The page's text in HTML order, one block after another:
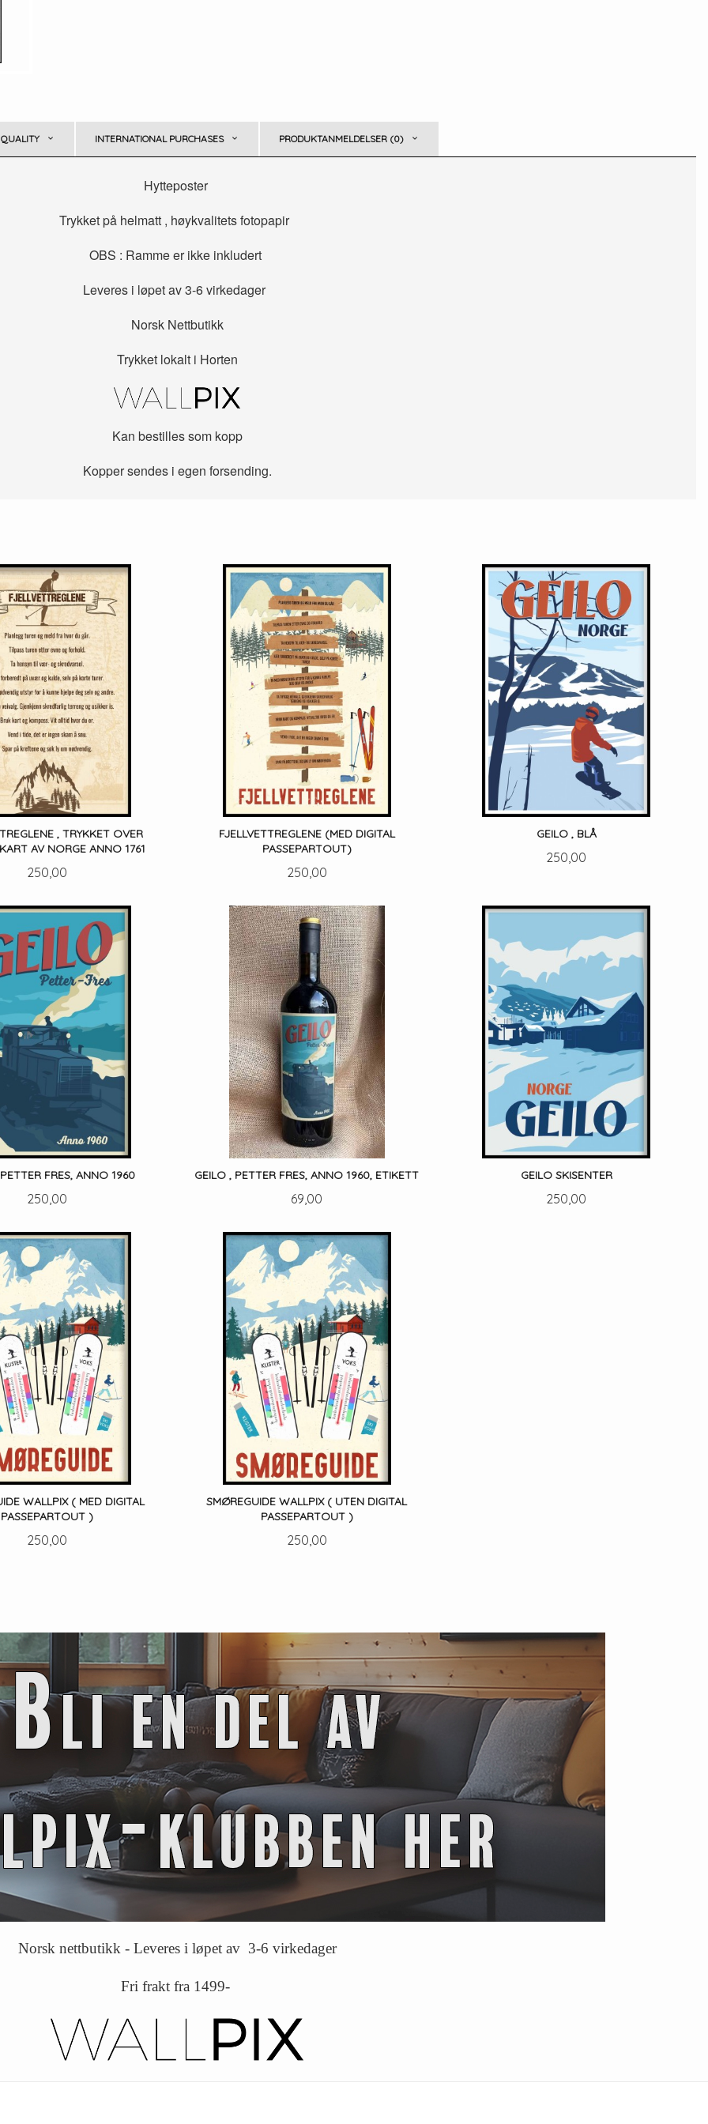
INTERNATIONAL PURCHASES PRODUKTANMELDELSER (0)
Hytteposter
Trykket på helmatt , høykvalitets fotopapir
OBS : Ramme er ikke inkludert
Leveres i løpet av 3-6 virkedager
Norsk Nettbutikk
Trykket lokalt i Horten
Kan bestilles som kopp
Kopper sendes i egen forsending.
, TRYKKET OVER
AV NORGE ANNO 1761
Pris
250,00
LES MER
FJELLVETTREGLENE (MED DIGITAL
PASSEPARTOUT)
Pris
250,00
LES MER
GEILO , BLÅ
Pris
250,00
LES MER
FRES, ANNO 1960
Pris
250,00
LES MER
GEILO , PETTER FRES, ANNO 1960, ETIKETT
Pris
69,00
KJØP
GEILO SKISENTER
Pris
250,00
WALLPIX ( MED DIGITAL
PASSEPARTOUT )
Pris
250,00
SMØREGUIDE WALLPIX ( UTEN DIGITAL
PASSEPARTOUT )
Pris
250,00
Norsk nettbutikk - Leveres i løpet av 3-6 virkedager
Fri frakt fra 1499-